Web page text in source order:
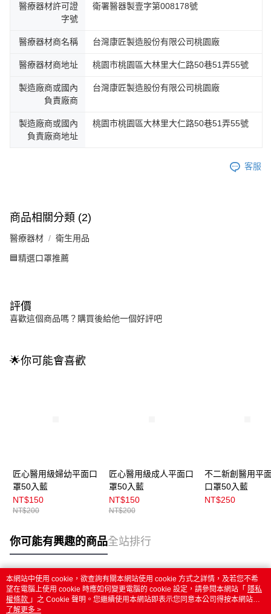
醫療器材許可證
字號
衛署醫器製壹字第008178號
醫療器材商名稱 台灣康匠製造股份有限公司桃園廠
醫療器材商地址 桃園市桃園區大林里大仁路50巷51弄55號
製造廠商或國內
負責廠商
台灣康匠製造股份有限公司桃園廠
製造廠商或國內
負責廠商地址
桃園市桃園區大林里大仁路50巷51弄55號
客服
商品相關分類 (2)
醫療器材 衛生用品
🟦精選口罩推薦
評價
喜歡這個商品嗎？購買後給他一個好評吧
🌟你可能會喜歡
匠心醫用級婦幼平面口
罩50入藍
NT$150
NT$200
匠心醫用級成人平面口
罩50入藍
NT$150
NT$200
不二新創醫用平
口罩50入藍
NT$250
你可能有興趣的商品全站排行
熱門標籤
本網站中使用 cookie，欲查詢有關本網站使用 cookie 方式之詳情，及若您不希
望在電腦上使用 cookie 時應如何變更電腦的 cookie 設定，請參閱本網站「 隱私
權條款 」之 Cookie 聲明。您繼續使用本網站即表示您同意本公司得按本網站使
用條款之 Cookie 聲明使用 cookie。
了解更多 >